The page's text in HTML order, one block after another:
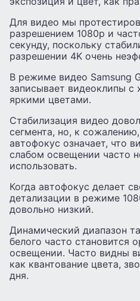
Для видео мы
разрешением 1080p и
секунду, поскольку
разрешении 4K очень
В режиме видео Samsung
записывает видеоклипы с
яркими цветами.
Стабилизация видео
сегмента, но, к
автофокус означает, что
слабом освещении часто
использовать.
Когда автофокус делает
детализации в режиме
довольно низкий.
Динамический диапазон
белого часто становится
освещении. Часто видны
как квантование цвета,
дня.